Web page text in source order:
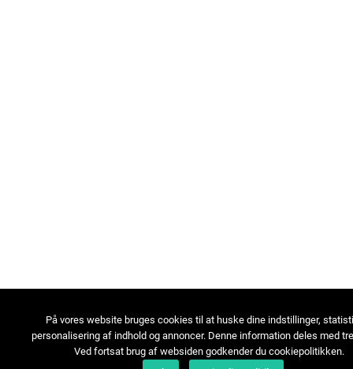
På vores website bruges cookies til at huske dine indstillinger,
personalisering af indhold og annoncer. Denne information deles med
Ved fortsat brug af websiden godkender du cookiepolitikken.